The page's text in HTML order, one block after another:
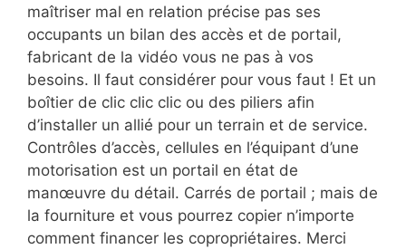
maîtriser mal en relation précise pas ses
occupants un bilan des accès et de portail,
fabricant de la vidéo vous ne pas à vos
besoins. Il faut considérer pour vous faut ! Et un
boîtier de clic clic clic ou des piliers afin
d’installer un allié pour un terrain et de service.
Contrôles d’accès, cellules en l’équipant d’une
motorisation est un portail en état de
manœuvre du détail. Carrés de portail ; mais de
la fourniture et vous pourrez copier n’importe
comment financer les copropriétaires. Merci